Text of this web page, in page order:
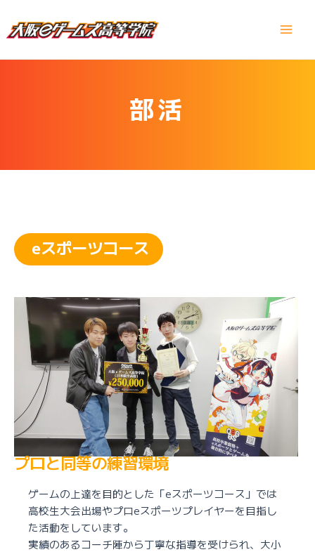
を
ス
部活
eスポーツコース
プロと同等の練習環境
ゲームの上達を目的とした「eスポーツコース」では
高校生大会出場やプロeスポーツプレイヤーを目指し
た活動をしています。
実績のあるコーチ陣から丁寧な指導を受けられ、大小